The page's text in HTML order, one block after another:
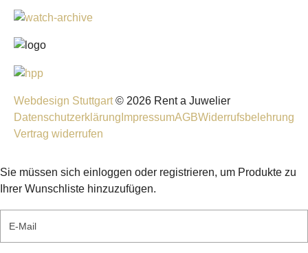
Webdesign Stuttgart © 2026 Rent a Juwelier
Datenschutzerklärung ImpressumAGBWiderrufsbelehrung
Vertrag widerrufen
Sie müssen sich einloggen oder registrieren, um Produkte zu
Ihrer Wunschliste hinzuzufügen.
E-Mail